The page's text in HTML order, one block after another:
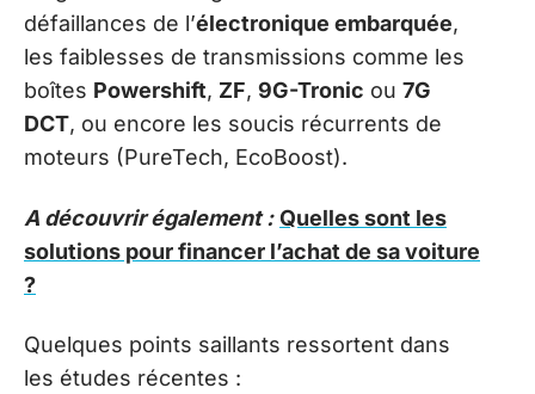
défaillances de l’électronique embarquée,
les faiblesses de transmissions comme les
boîtes Powershift, ZF, 9G-Tronic ou 7G
DCT, ou encore les soucis récurrents de
moteurs (PureTech, EcoBoost).
A découvrir également : Quelles sont les
solutions pour financer l’achat de sa voiture
?
Quelques points saillants ressortent dans
les études récentes :